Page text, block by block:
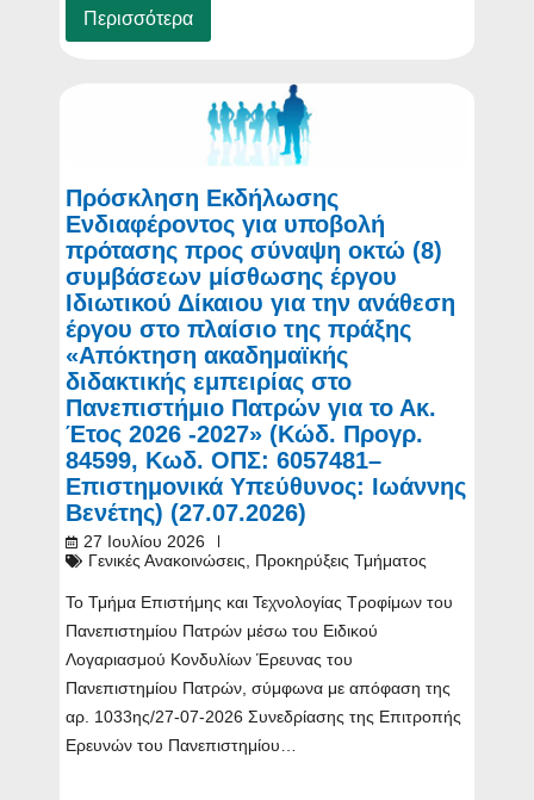
Περισσότερα
Πρόσκληση Εκδήλωσης
Ενδιαφέροντος για υποβολή
πρότασης προς σύναψη οκτώ (8)
συμβάσεων μίσθωσης έργου
Ιδιωτικού Δίκαιου για την ανάθεση
έργου στο πλαίσιο της πράξης
«Απόκτηση ακαδημαϊκής
διδακτικής εμπειρίας στο
Πανεπιστήμιο Πατρών για το Ακ.
Έτος 2026 -2027» (Κώδ. Προγρ.
84599, Κωδ. ΟΠΣ: 6057481–
Επιστημονικά Υπεύθυνος: Ιωάννης
Βενέτης) (27.07.2026)
27 Ιουλίου 2026
Γενικές Ανακοινώσεις, Προκηρύξεις Τμήματος
Το Τμήμα Επιστήμης και Τεχνολογίας Τροφίμων του
Πανεπιστημίου Πατρών μέσω του Ειδικού
Λογαριασμού Κονδυλίων Έρευνας του
Πανεπιστημίου Πατρών, σύμφωνα με απόφαση της
αρ. 1033ης/27-07-2026 Συνεδρίασης της Επιτροπής
Ερευνών του Πανεπιστημίου…